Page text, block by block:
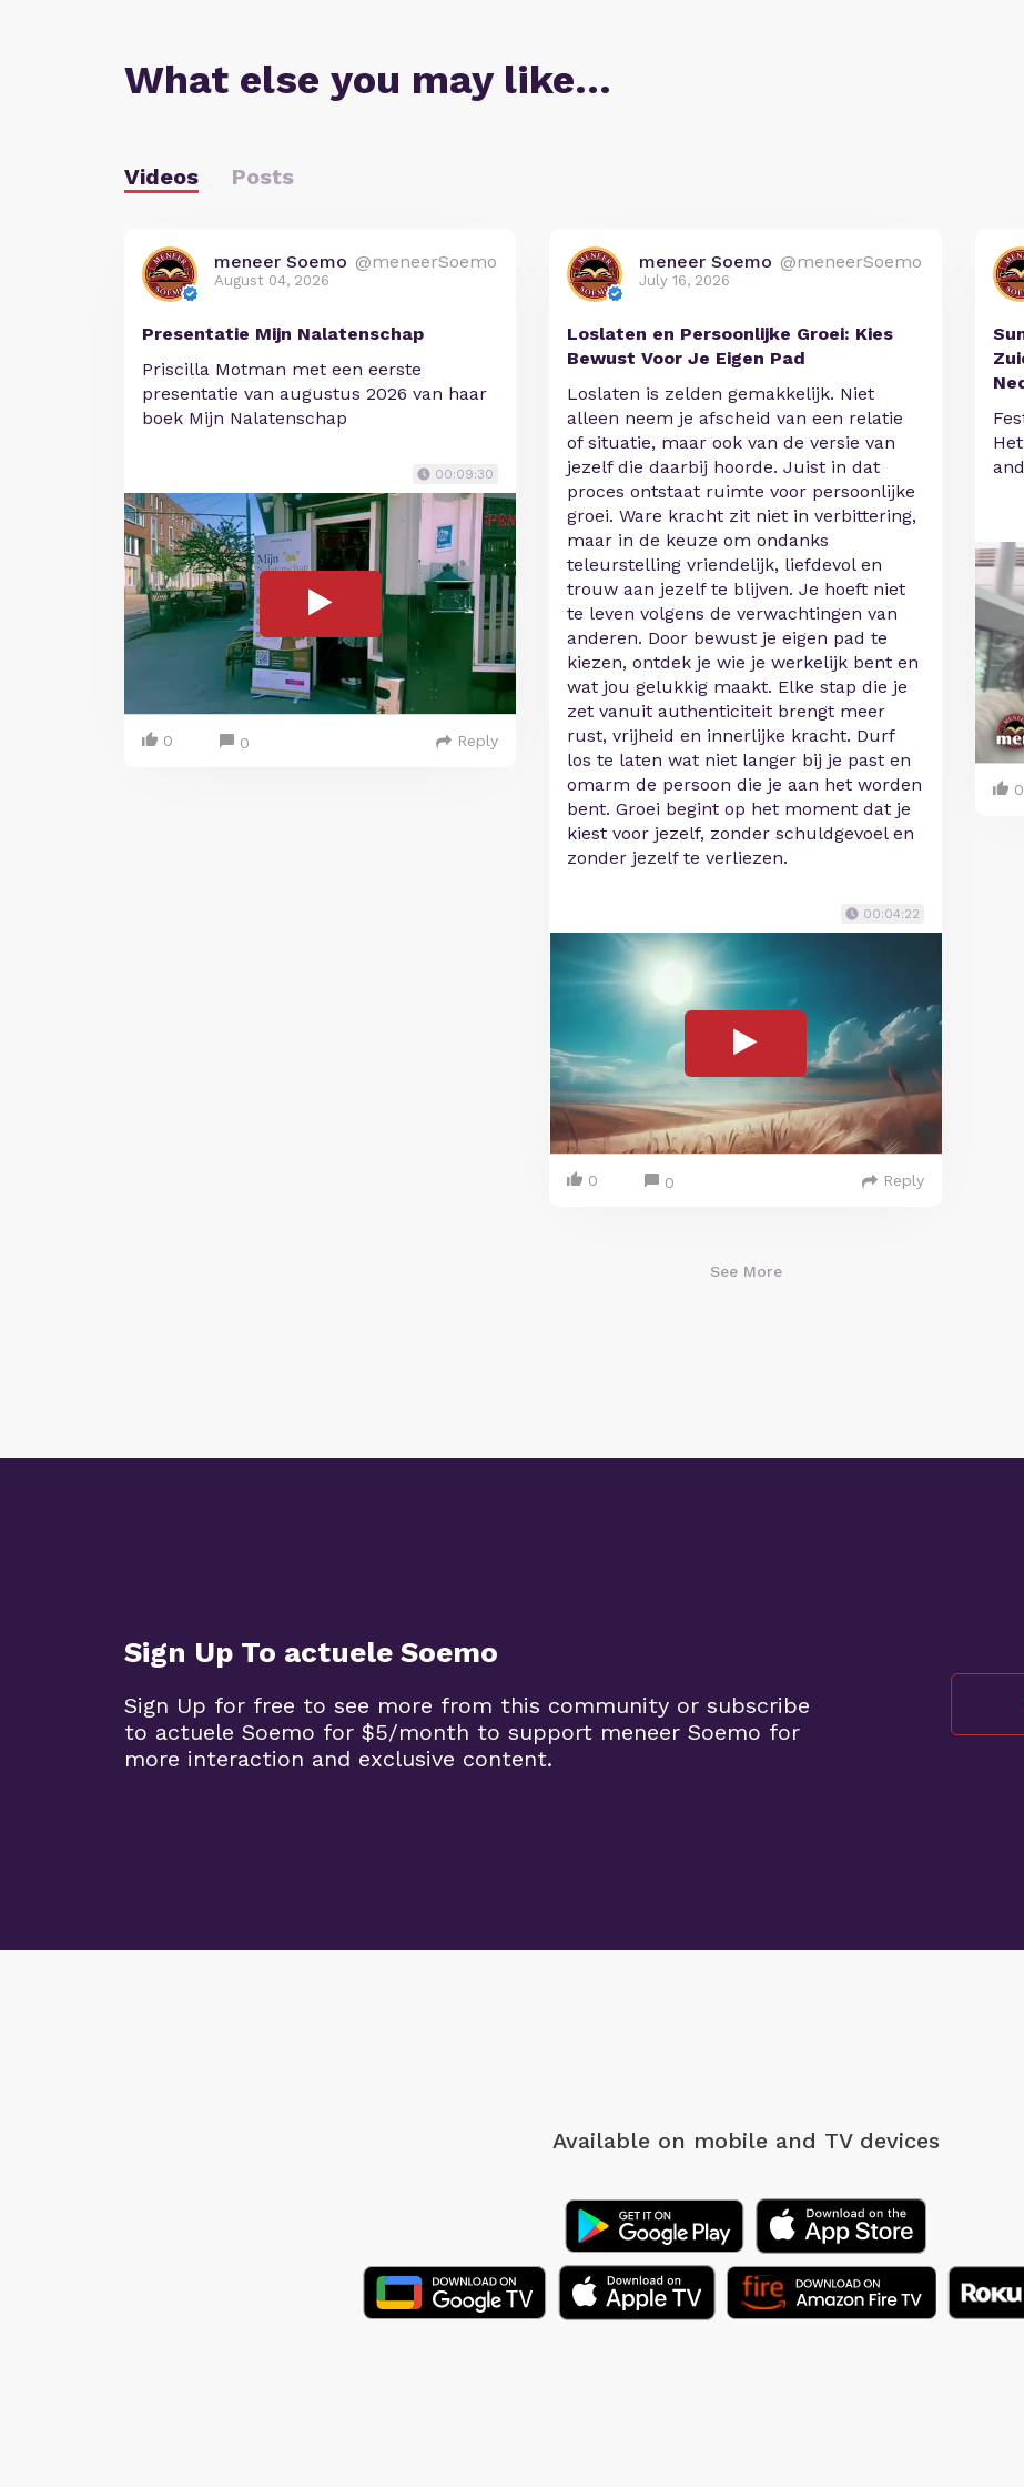
What else you may like…
Videos Posts
meneer Soemo @meneerSoemo
August 04, 2026
Presentatie Mijn Nalatenschap
Priscilla Motman met een eerste
presentatie van augustus 2026 van haar
boek Mijn Nalatenschap
00:09:30
0 0 Reply
meneer Soemo @meneerSoemo
July 16, 2026
Loslaten en Persoonlijke Groei: Kies
Bewust Voor Je Eigen Pad
Loslaten is zelden gemakkelijk. Niet
alleen neem je afscheid van een relatie
of situatie, maar ook van de versie van
jezelf die daarbij hoorde. Juist in dat
proces ontstaat ruimte voor persoonlijke
groei. Ware kracht zit niet in verbittering,
maar in de keuze om ondanks
teleurstelling vriendelijk, liefdevol en
trouw aan jezelf te blijven. Je hoeft niet
te leven volgens de verwachtingen van
anderen. Door bewust je eigen pad te
kiezen, ontdek je wie je werkelijk bent en
wat jou gelukkig maakt. Elke stap die je
zet vanuit authenticiteit brengt meer
rust, vrijheid en innerlijke kracht. Durf
los te laten wat niet langer bij je past en
omarm de persoon die je aan het worden
bent. Groei begint op het moment dat je
kiest voor jezelf, zonder schuldgevoel en
zonder jezelf te verliezen.
00:04:22
0 0 Reply
0
See More
Sign Up To actuele Soemo
Sign Up for free to see more from this community or subscribe
to actuele Soemo for $5/month to support meneer Soemo for
more interaction and exclusive content.
Available on mobile and TV devices